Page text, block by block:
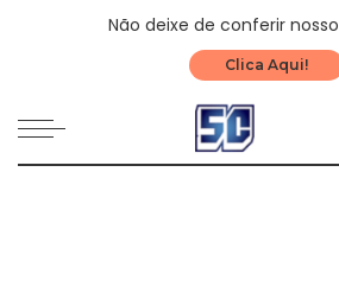
Não deixe de conferir nosso
Clica Aqui!